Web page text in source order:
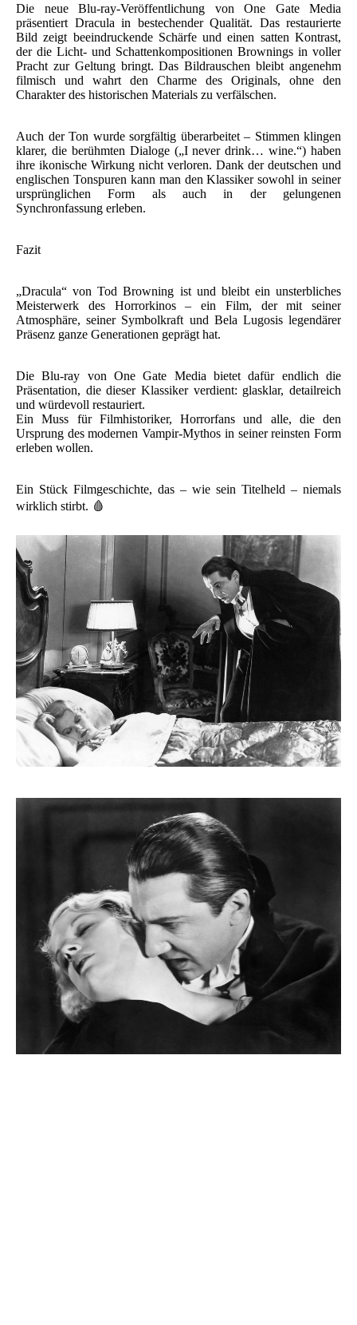
Die neue Blu-ray-Veröffentlichung von One Gate Media
präsentiert Dracula in bestechender Qualität. Das restaurierte
Bild zeigt beeindruckende Schärfe und einen satten Kontrast,
der die Licht- und Schattenkompositionen Brownings in voller
Pracht zur Geltung bringt. Das Bildrauschen bleibt angenehm
filmisch und wahrt den Charme des Originals, ohne den
Charakter des historischen Materials zu verfälschen.
Auch der Ton wurde sorgfältig überarbeitet – Stimmen klingen
klarer, die berühmten Dialoge („I never drink… wine.“) haben
ihre ikonische Wirkung nicht verloren. Dank der deutschen und
englischen Tonspuren kann man den Klassiker sowohl in seiner
ursprünglichen Form als auch in der gelungenen
Synchronfassung erleben.
Fazit
„Dracula“ von Tod Browning ist und bleibt ein unsterbliches
Meisterwerk des Horrorkinos – ein Film, der mit seiner
Atmosphäre, seiner Symbolkraft und Bela Lugosis legendärer
Präsenz ganze Generationen geprägt hat.
Die Blu-ray von One Gate Media bietet dafür endlich die
Präsentation, die dieser Klassiker verdient: glasklar, detailreich
und würdevoll restauriert.
Ein Muss für Filmhistoriker, Horrorfans und alle, die den
Ursprung des modernen Vampir-Mythos in seiner reinsten Form
erleben wollen.
Ein Stück Filmgeschichte, das – wie sein Titelheld – niemals
wirklich stirbt. 🩸